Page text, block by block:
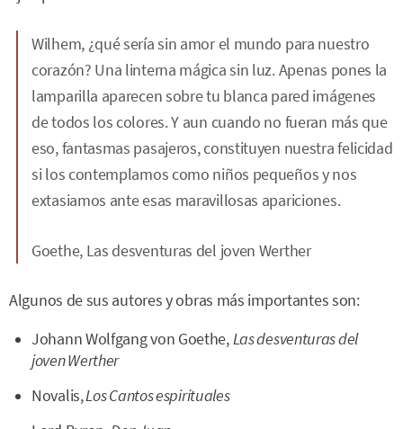
Wilhem, ¿qué sería sin amor el mundo para nuestro
corazón? Una linterna mágica sin luz. Apenas pones la
lamparilla aparecen sobre tu blanca pared imágenes
de todos los colores. Y aun cuando no fueran más que
eso, fantasmas pasajeros, constituyen nuestra felicidad
si los contemplamos como niños pequeños y nos
extasiamos ante esas maravillosas apariciones.
Goethe, Las desventuras del joven Werther
Algunos de sus autores y obras más importantes son:
Johann Wolfgang von Goethe,Las desventuras del
joven Werther
Novalis,Los Cantos espirituales